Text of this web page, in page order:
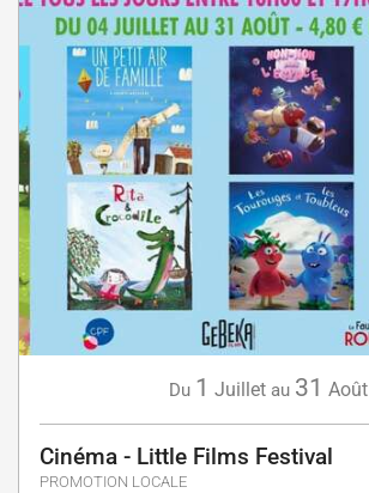
Du 1 Juillet au 31 Août
Cinéma - Little Films Festival
PROMOTION LOCALE